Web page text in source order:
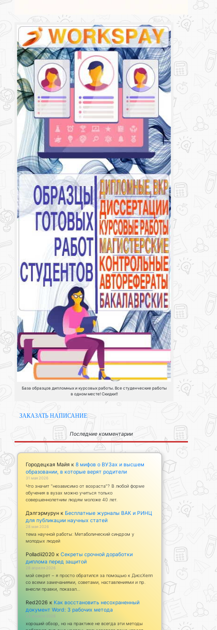
База образцов дипломных и курсовых работы. Все студенческие работы
в одном месте! Скидки!!
ЗАКАЗАТЬ НАПИСАНИЕ
Последние комментарии
Городецкая Майя к 8 мифов о ВУЗах и высшем
образовании, в которые верят родители
31 мая 2026
Что значит "независимо от возраста"? В любой форме
обучения в вузах можно учиться только
совершеннолетним людям моложе 40 лет.
Дэлгэрмурун к Бесплатные журналы ВАК и РИНЦ
для публикации научных статей
28 мая 2026
тема научной работы: Метаболический синдром у
молодых людей
Polladii2020 к Секреты срочной доработки
диплома перед защитой
28 апреля 2026
мой секрет – я просто обратился за помощью к ДиссХелп
со всеми замечаниями, советами, наставлениями и пр.
внесли правки, показал…
Red2026 к Как восстановить несохраненный
документ Word: 3 рабочих метода
23 апреля 2026
хороший обзор, но на практике не всегда эти методы